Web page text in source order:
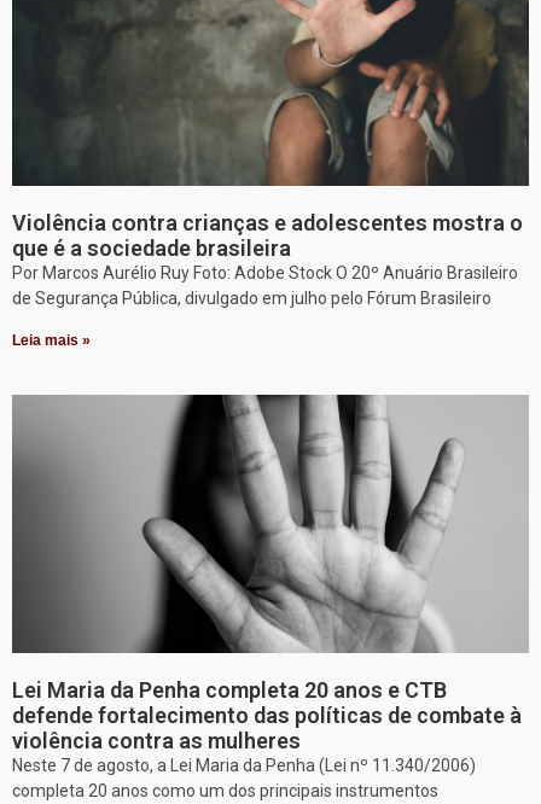
Violência contra crianças e adolescentes mostra o
que é a sociedade brasileira
Por Marcos Aurélio Ruy Foto: Adobe Stock O 20º Anuário Brasileiro
de Segurança Pública, divulgado em julho pelo Fórum Brasileiro
Leia mais »
Lei Maria da Penha completa 20 anos e CTB
defende fortalecimento das políticas de combate à
violência contra as mulheres
Neste 7 de agosto, a Lei Maria da Penha (Lei nº 11.340/2006)
completa 20 anos como um dos principais instrumentos